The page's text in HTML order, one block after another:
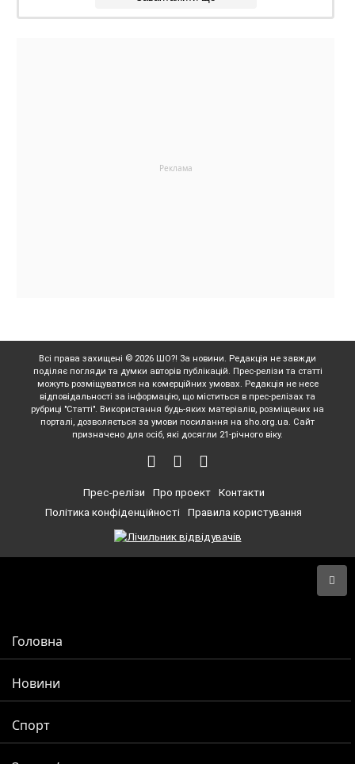
Всі права захищені © 2026 ШО?! За новини. Редакція не завжди
поділяє погляди та думки авторів публікацій. Прес-релізи та статті
можуть розміщуватися на комерційних умовах. Редакція не несе
відповідальності за інформацію, що міститься в прес-релізах та
рубриці "Статті". Використання будь-яких матеріалів, розміщених на
порталі, дозволяється за умови посилання на sho.org.ua. Сайт
призначено для осіб, які досягли 21-річного віку.
Прес-релізи Про проект
Контакти
Політика конфіденційності
Правила користування
Головна
Новини
Спорт